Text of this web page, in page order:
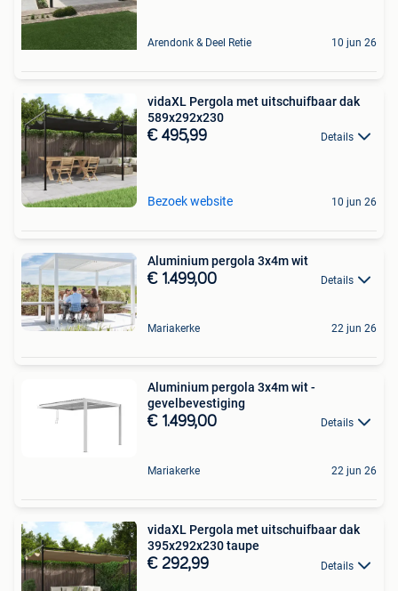
Arendonk & Deel Retie 10 jun 26
vidaXL Pergola met uitschuifbaar dak
589x292x230
€ 495,99 Details
Bezoek website 10 jun 26
Aluminium pergola 3x4m wit
€ 1.499,00 Details
Mariakerke 22 jun 26
Aluminium pergola 3x4m wit -
gevelbevestiging
€ 1.499,00 Details
Mariakerke 22 jun 26
vidaXL Pergola met uitschuifbaar dak
395x292x230 taupe
€ 292,99 Details